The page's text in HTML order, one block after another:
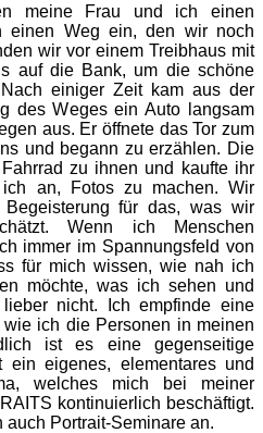
meine Frau und ich einen
einen Weg ein, den wir noch
wir vor einem Treibhaus mit
auf die Bank, um die schöne
einiger Zeit kam aus der
des Weges ein Auto langsam
aus. Er öffnete das Tor zum
und begann zu erzählen. Die
zu ihnen und kaufte ihr
an, Fotos zu machen. Wir
Begeisterung für das, was wir
Wenn ich Menschen
immer im Spannungsfeld von
für mich wissen, wie nah ich
möchte, was ich sehen und
nicht. Ich empfinde eine
wie ich die Personen in meinen
ist es eine gegenseitige
ein eigenes, elementares und
welches mich bei meiner
kontinuierlich beschäftigt.
Portrait-Seminare an.